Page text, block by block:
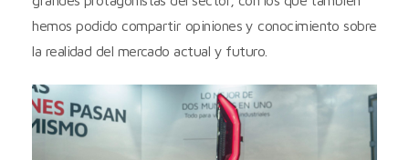
hemos podido compartir opiniones y conocimiento sobre
la realidad del mercado actual y futuro.